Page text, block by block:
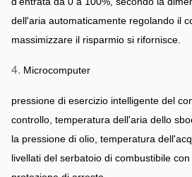
dell'aria automaticamente regolando il
massimizzare il risparmio si rifornisce.
4. Microcomputer
pressione di esercizio intelligente del
controllo, temperatura dell'aria dello
la pressione di olio, temperatura
livellati del serbatoio di combustibile